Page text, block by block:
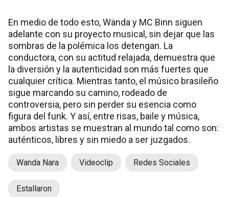
En medio de todo esto, Wanda y MC Binn siguen
adelante con su proyecto musical, sin dejar que las
sombras de la polémica los detengan. La
conductora, con su actitud relajada, demuestra que
la diversión y la autenticidad son más fuertes que
cualquier crítica. Mientras tanto, el músico brasileño
sigue marcando su camino, rodeado de
controversia, pero sin perder su esencia como
figura del funk. Y así, entre risas, baile y música,
ambos artistas se muestran al mundo tal como son:
auténticos, libres y sin miedo a ser juzgados.
Wanda Nara Videoclip Redes Sociales
Estallaron